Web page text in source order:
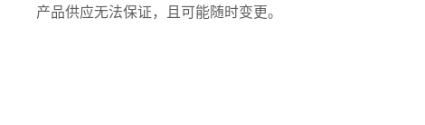
产品供应无法保证，且可能随时变更。